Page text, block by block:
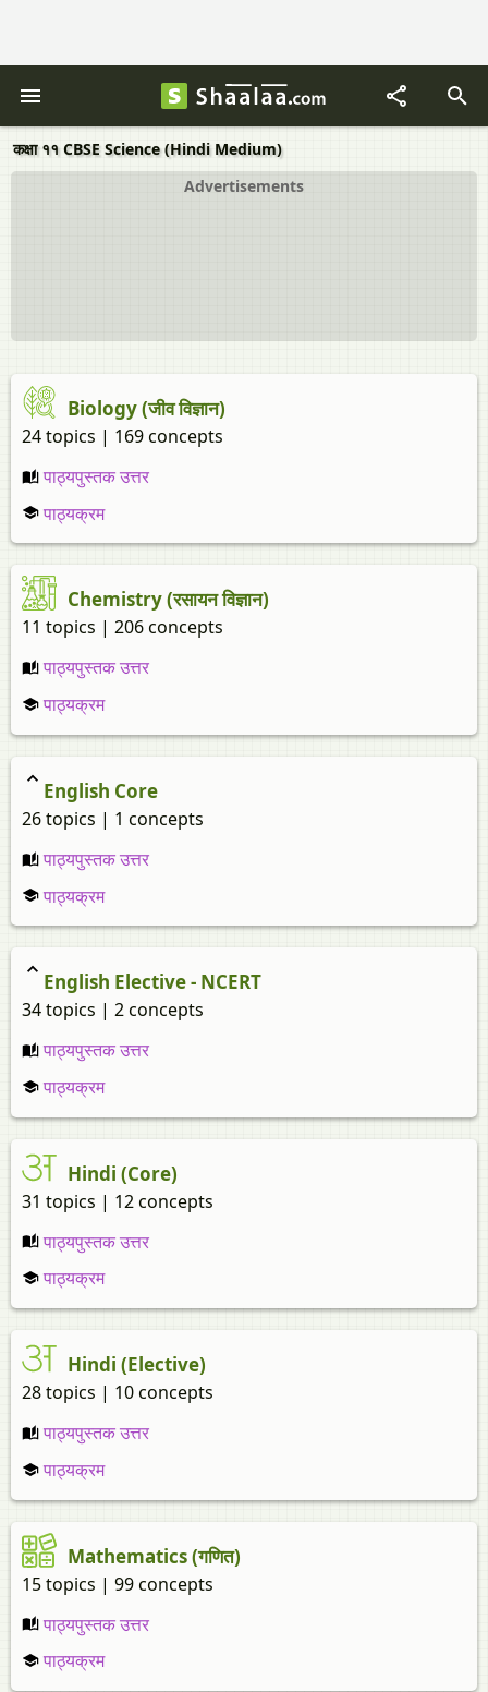
कक्षा ११ CBSE Science (Hindi Medium)
Advertisements
Biology (जीव विज्ञान)
24 topics | 169 concepts
पाठ्यपुस्तक उत्तर
पाठ्यक्रम
Chemistry (रसायन विज्ञान)
11 topics | 206 concepts
पाठ्यपुस्तक उत्तर
पाठ्यक्रम
English Core
26 topics | 1 concepts
पाठ्यपुस्तक उत्तर
पाठ्यक्रम
English Elective - NCERT
34 topics | 2 concepts
पाठ्यपुस्तक उत्तर
पाठ्यक्रम
Hindi (Core)
31 topics | 12 concepts
पाठ्यपुस्तक उत्तर
पाठ्यक्रम
Hindi (Elective)
28 topics | 10 concepts
पाठ्यपुस्तक उत्तर
पाठ्यक्रम
Mathematics (गणित)
15 topics | 99 concepts
पाठ्यपुस्तक उत्तर
पाठ्यक्रम